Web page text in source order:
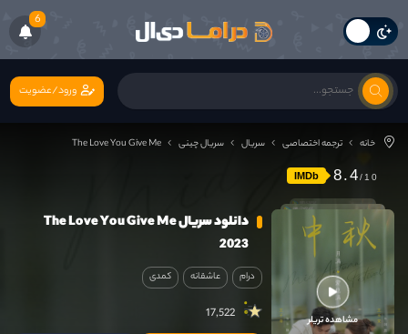
6
ورود/عضویت
خانه ترجمه اختصاصی سریال سریال چینی The Love You Give Me
IMDb 8.4
مشاهده تریلر
دانلود سریال The Love You Give Me
2023
درام عاشقانه کمدی
17,522